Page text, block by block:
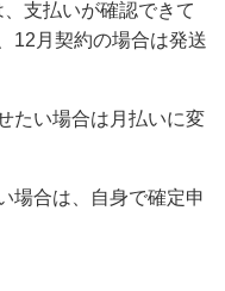
支払いが確認できて
12月契約の場合は発送
い場合は月払いに変
合は、自身で確定申